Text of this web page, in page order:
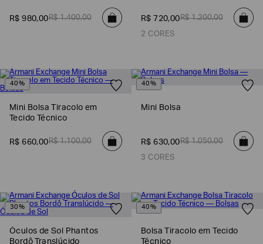
R$ 980,00R$ 1.400,00 R$ 720,00R$ 1.200,00
2 CORES
40%
Mini Bolsa Tiracolo em
Tecido Técnico
R$ 660,00R$ 1.100,00
40%
Mini Bolsa
R$ 630,00R$ 1.050,00
3 CORES
30%
Óculos de Sol Phantos
Bordô Translúcido
40%
Bolsa Tiracolo em Tecido
Técnico